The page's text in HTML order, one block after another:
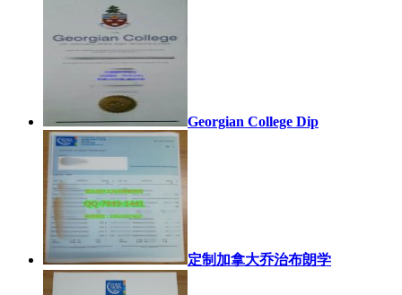
Georgian College Dip
定制加拿大乔治布朗学